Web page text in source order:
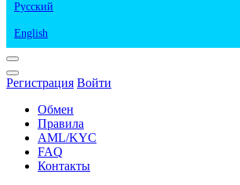
Русский
English
Регистрация Войти
Обмен
Правила
AML/KYC
FAQ
Контакты